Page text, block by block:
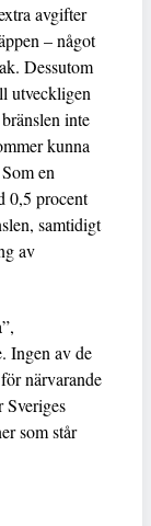
avgifter
– något
Dessutom
utveckligen
inte
kunna
en
0,5 procent
samtidigt
av
Ingen av de
närvarande
Sveriges
som står